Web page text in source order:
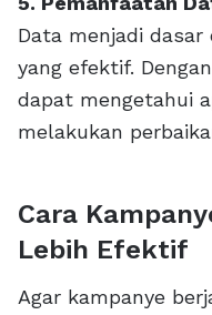
Data menjadi
yang efektif.
dapat mengetahui
melakukan
Cara
Lebih Efektif
Agar kampanye